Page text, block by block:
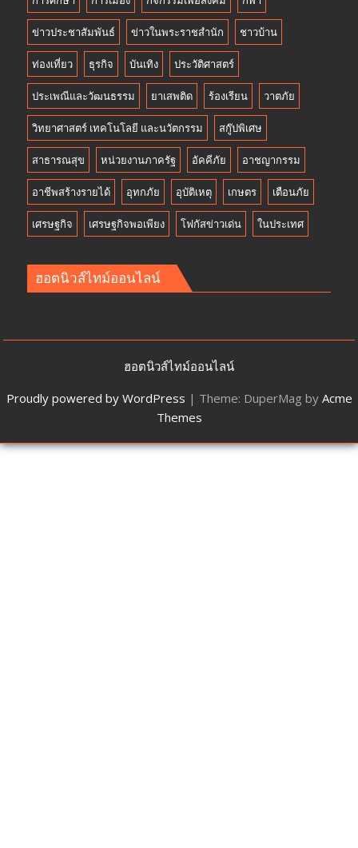
ข่าวประชาสัมพันธ์ ข่าวในพระราชสำนัก ชาวบ้าน
ท่องเที่ยว ธุรกิจ บันเทิง ประวัติศาสตร์
ประเพณีและวัฒนธรรม ยาเสพติด ร้องเรียน วาตภัย
วิทยาศาสตร์ เทคโนโลยี และนวัตกรรม สกู๊ปพิเศษ
สาธารณสุข หน่วยงานภาครัฐ อัคคีภัย อาชญากรรม
อาชีพสร้างรายได้ อุทกภัย อุบัติเหตุ เกษตร เตือนภัย
เศรษฐกิจ เศรษฐกิจพอเพียง โฟกัสข่าวเด่น ในประเทศ
ฮอตนิวส์ไทม์ออนไลน์
ฮอตนิวส์ไทม์ออนไลน์
Proudly powered by WordPress | Theme: DuperMag by Acme
Themes